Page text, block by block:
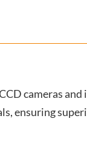
cameras
ensuring